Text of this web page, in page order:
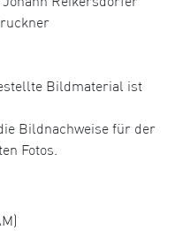
Bildmaterial ist
Bildnachweise für der
Fotos.